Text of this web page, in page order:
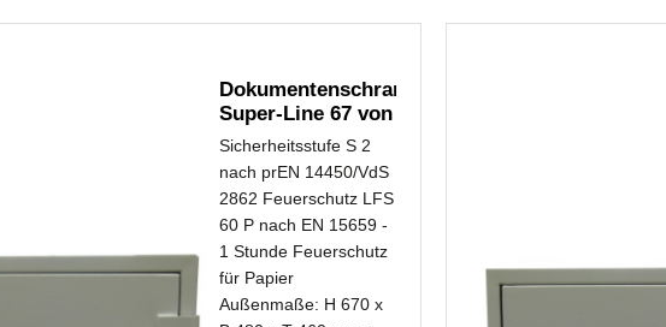
Dokumentenschrank
Super-Line 67 von
Promet Safe
Sicherheitsstufe S 2
nach prEN 14450/VdS
2862 Feuerschutz LFS
60 P nach EN 15659 -
1 Stunde Feuerschutz
für Papier
Außenmaße: H 670 x